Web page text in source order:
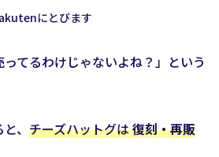
にとびます
てるわけじゃないよね？」という
、 チーズハットグは復刻・再販